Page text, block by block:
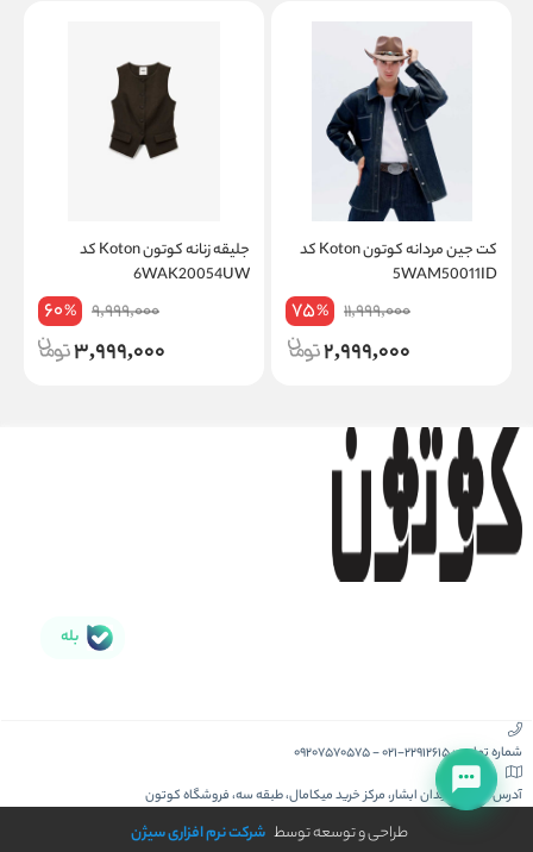
کت جین مردانه کوتون Koton کد
5WAM50011ID
11,999,000
75%
2,999,000
جلیقه زنانه کوتون Koton کد
6WAK20054UW
9,999,000
60%
3,999,000
بله
شماره تماس :021-22912615
-
09207570575
آدرس :کیش، میدان ابشار، مرکز خرید میکامال، طبقه سه، فروشگاه کوتون
طراحی و توسعه توسط شرکت نرم افزاری سیژن